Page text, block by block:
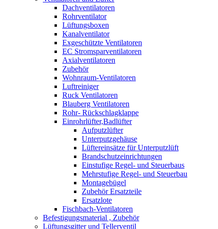
Dachventilatoren
Rohrventilator
Lüftungsboxen
Kanalventilator
Exgeschützte Ventilatoren
EC Stromsparventilatoren
Axialventilatoren
Zubehör
Wohnraum-Ventilatoren
Luftreiniger
Ruck Ventilatoren
Blauberg Ventilatoren
Rohr- Rückschlagklappe
Einrohrlüfter,Badlüfter
Aufputzlüfter
Unterputzgehäuse
Lüftereinsätze für Unterputzlüft
Brandschutzeinrichtungen
Einstufige Regel- und Steuerbaus
Mehrstufige Regel- und Steuerbau
Montagebügel
Zubehör Ersatzteile
Ersatzlote
Fischbach-Ventilatoren
Befestigungsmaterial , Zubehör
Lüftungsgitter und Tellerventil